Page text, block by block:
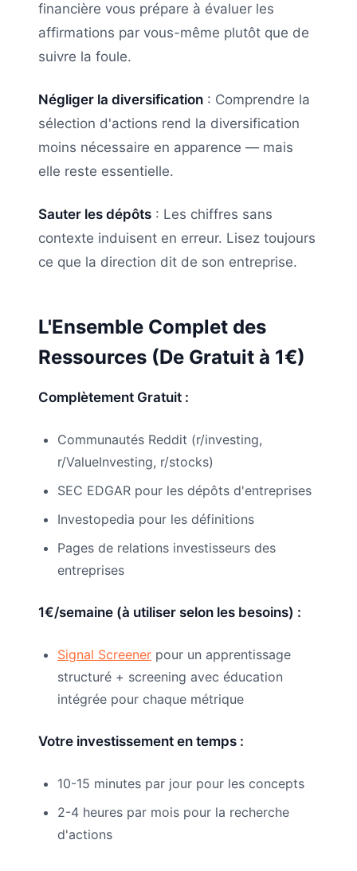
financière vous prépare à évaluer les
affirmations par vous-même plutôt que de
suivre la foule.
Négliger la diversification : Comprendre la
sélection d'actions rend la diversification
moins nécessaire en apparence — mais
elle reste essentielle.
Sauter les dépôts : Les chiffres sans
contexte induisent en erreur. Lisez toujours
ce que la direction dit de son entreprise.
L'Ensemble Complet des
Ressources (De Gratuit à 1€)
Complètement Gratuit :
Communautés Reddit (r/investing,
r/ValueInvesting, r/stocks)
SEC EDGAR pour les dépôts d'entreprises
Investopedia pour les définitions
Pages de relations investisseurs des
entreprises
1€/semaine (à utiliser selon les besoins) :
Signal Screener pour un apprentissage
structuré + screening avec éducation
intégrée pour chaque métrique
Votre investissement en temps :
10-15 minutes par jour pour les concepts
2-4 heures par mois pour la recherche
d'actions